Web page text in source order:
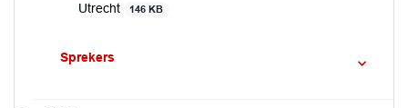
Utrecht
146 KB
Sprekers